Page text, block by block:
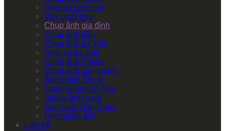
Dịch vụ cưới hỏi
Váy cưới đẹp
Chụp ảnh gia đình
Chụp ảnh bầu
Chụp ảnh sự kiện
Dịch vụ sự kiện
Chụp ảnh Profile
Chụp ảnh sản phẩm
Ảnh Nghệ Thuật
Trang Điểm Cô Dâu
Studio ảnh cưới
Ảnh cưới Hàn Quốc
Học nhiếp ảnh
Liên hệ